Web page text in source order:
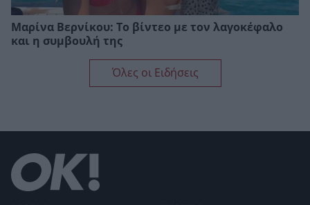
Μαρίνα Βερνίκου: Το βίντεο με τον λαγοκέφαλο
και η συμβουλή της
Όλες οι Ειδήσεις